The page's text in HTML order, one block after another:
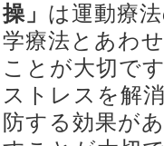
操」 は運動療
学療法とあわ
ことが大切で
ストレスを解
防する効果が